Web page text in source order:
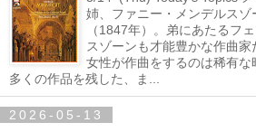
姉、ファニー・メンデルスゾ
（1847年）。弟にあたるフ
スゾーンも才能豊かな作曲
女性が作曲をするのは稀有な
多くの作品を残した、ま...
2026-05-13